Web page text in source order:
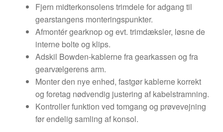
Fjern midterkonsolens trimdele for adgang til
gearstangens monteringspunkter.
Afmontér gearknop og evt. trimdæksler, løsne de
interne bolte og klips.
Adskil Bowden-kablerne fra gearkassen og fra
gearvælgerens arm.
Monter den nye enhed, fastgør kablerne korrekt
og foretag nødvendig justering af kabelstramning.
Kontroller funktion ved tomgang og prøvevejning
før endelig samling af konsol.